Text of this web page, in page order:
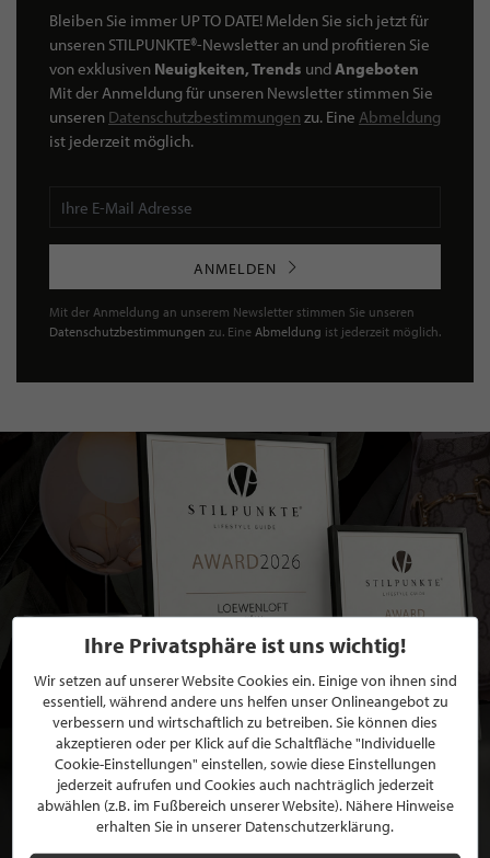
Bleiben Sie immer UP TO DATE! Melden Sie sich jetzt für
unseren STILPUNKTE®-Newsletter an und profitieren Sie
von exklusiven Neuigkeiten, Trends undAngeboten
Mit der Anmeldung für unseren Newsletter stimmen Sie
unseren Datenschutzbestimmungen zu. Eine Abmeldung
ist jederzeit möglich.
ANMELDEN
Mit der Anmeldung an unserem Newsletter stimmen Sie unseren
Datenschutzbestimmungen zu. Eine Abmeldung ist jederzeit möglich.
BEWERBEN SIE SICH FÜR EINE GRATIS
MITGLIEDSCHAFT BEI STILPUNKTE®
Ihre Privatsphäre ist uns wichtig!
Wir setzen auf unserer Website Cookies ein. Einige von ihnen sind
essentiell, während andere uns helfen unser Onlineangebot zu
verbessern und wirtschaftlich zu betreiben. Sie können dies
akzeptieren oder per Klick auf die Schaltfläche "Individuelle
Cookie-Einstellungen" einstellen, sowie diese Einstellungen
jederzeit aufrufen und Cookies auch nachträglich jederzeit
abwählen (z.B. im Fußbereich unserer Website). Nähere Hinweise
erhalten Sie in unserer Datenschutzerklärung.